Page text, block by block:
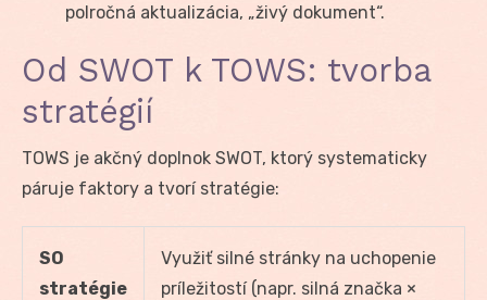
polročná aktualizácia, „živý dokument“.
Od SWOT k TOWS: tvorba
stratégií
TOWS je akčný doplnok SWOT, ktorý systematicky
páruje faktory a tvorí stratégie:
SO
stratégie
Využiť silné stránky na uchopenie
príležitostí (napr. silná značka ×